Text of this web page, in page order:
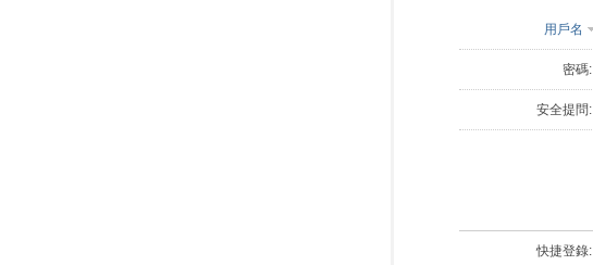
用戶名
密碼:
安全提問:
快捷登錄: